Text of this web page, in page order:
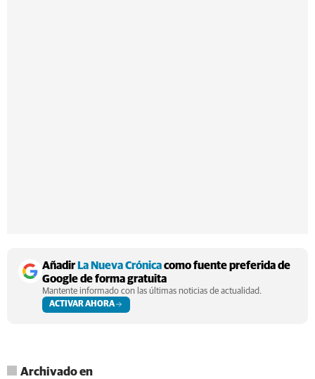
AñadirLa Nueva Crónicacomo fuente preferida de
Google de forma gratuita
Mantente informado con las últimas noticias de actualidad.
ACTIVAR AHORA
Archivado en